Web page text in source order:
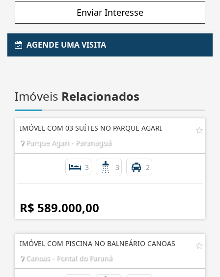
Enviar Interesse
AGENDE UMA VISITA
Imóveis Relacionados
IMÓVEL COM 03 SUÍTES NO PARQUE AGARI
Parque Agari - Paranaguá
3 3 2
R$ 589.000,00
IMÓVEL COM PISCINA NO BALNEÁRIO CANOAS
Canoas - Pontal do Paraná